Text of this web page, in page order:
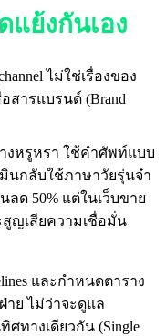
ย้งกันเอง
ไม่ใช่เรื่องของ
สารแบรนด์ (Brand
งหรูหรา ใช้คำศัพท์แบบ
มินกลับใช้ภาษาวัยรุ่นจ๋า
ด 50% แต่ในเว็บขาย
ญเสียความเชื่อมั่น
และกำหนดตาราง
ย ไม่ว่าจะดูแล
ทางเดียวกัน (Single